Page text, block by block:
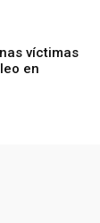
víctimas
en